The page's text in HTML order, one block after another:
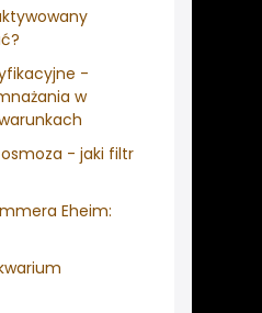
-
w
- jaki filtr
Eheim: